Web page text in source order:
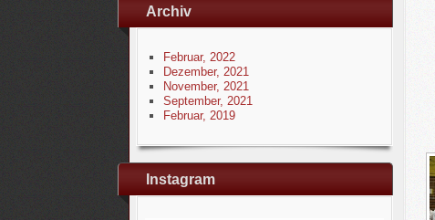
Archiv
Februar, 2022
Dezember, 2021
November, 2021
September, 2021
Februar, 2019
Instagram